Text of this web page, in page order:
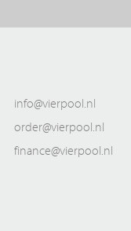
info@vierpool.nl
order@vierpool.nl
finance@vierpool.nl